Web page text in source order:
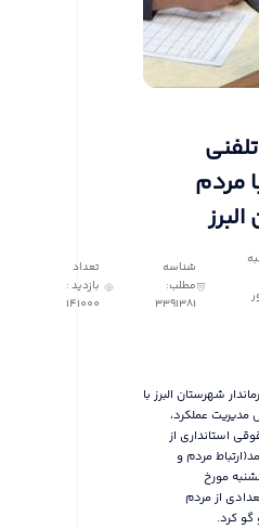
مردم
شناسه
مطلب:
3391381
تعداد
بازدید :
141000
شهرستان البرز با
مدیریت عملکرد،
استانداری از
مردم و
مورخ
۲۳ با تعدادی از مردم
کرد.